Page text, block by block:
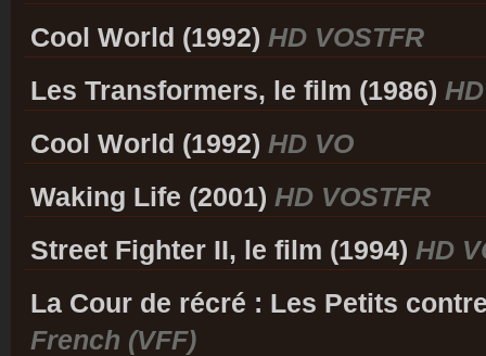
Cool World (1992) HD VOSTFR
Les Transformers, le film (1986)
Cool World (1992) HD VO
Waking Life (2001) HD VOSTFR
Street Fighter II, le film (1994) HD
La Cour de récré : Les Petits
French (VFF)